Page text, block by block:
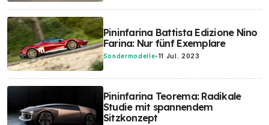
Pininfarina Battista Edizione Nino
Farina: Nur fünf Exemplare
Sondermodelle-11 Jul. 2023
Pininfarina Teorema: Radikale
Studie mit spannendem
Sitzkonzept